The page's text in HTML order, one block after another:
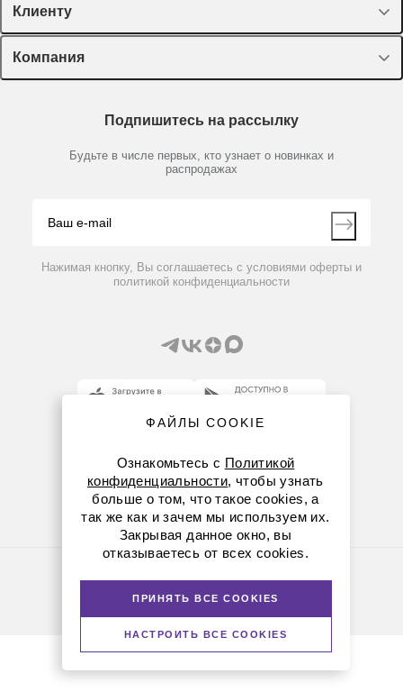
Спецпредложения
Оборудование, приборы
Пластик, стекло, принадлежности
Химические реактивы, препараты, наборы
Производители
Клиенту
Лекторий Диаэм
Доставка и оплата
Мобильное приложение
Компания
Партнеры
Контакты
Подпишитесь на рассылку
Будьте в числе первых, кто узнает о новинках и
распродажах
Нажимая кнопку, Вы соглашаетесь с условиями оферты и
политикой конфиденциальности
8-863-303-55-00
krasnodar@dia-m.ru
© Диаэм, 1988 — 2026. Все права защищены
Версия для печати
ФАЙЛЫ COOKIE
Ознакомьтесь с Политикой
конфиденциальности, чтобы узнать
больше о том, что такое cookies, а
так же как и зачем мы используем их.
Закрывая данное окно, вы
отказываетесь от всех cookies.
ПРИНЯТЬ ВСЕ COOKIES
НАСТРОИТЬ ВСЕ COOKIES